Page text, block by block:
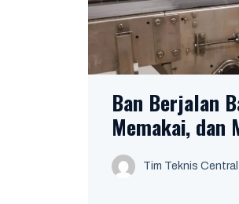
Ban Berjalan
Memakai, dan
Tim Teknis Central